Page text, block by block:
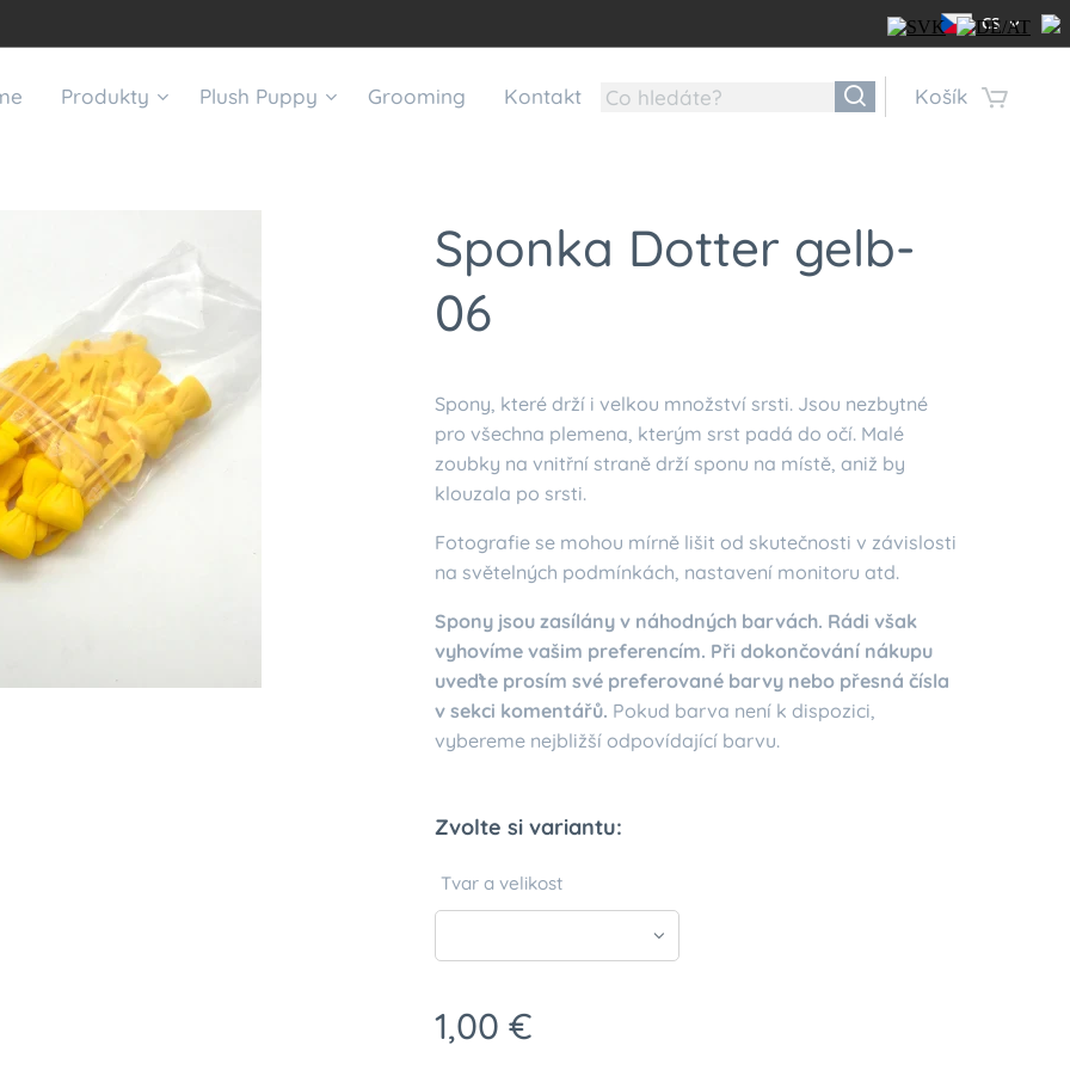
CS
Produkty Plush Puppy Grooming Kontakt Košík
Sponka Dotter gelb-
06
Spony, které drží i velkou množství srsti. Jsou nezbytné
pro všechna plemena, kterým srst padá do očí. Malé
zoubky na vnitřní straně drží sponu na místě, aniž by
klouzala po srsti.
Fotografie se mohou mírně lišit od skutečnosti v závislosti
na světelných podmínkách, nastavení monitoru atd.
Spony jsou zasílány v náhodných barvách. Rádi však
vyhovíme vašim preferencím. Při dokončování nákupu
uveďte prosím své preferované barvy nebo přesná čísla
v sekci komentářů. Pokud barva není k dispozici,
vybereme nejbližší odpovídající barvu.
Zvolte si variantu:
Tvar a velikost
1,00 €